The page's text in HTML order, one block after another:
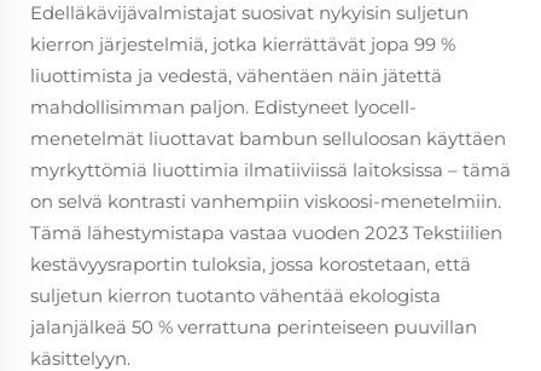
Edelläkävijävalmistajat suosivat nykyisin suljetun
kierron järjestelmiä, jotka kierrättävät jopa 99 %
liuottimista ja vedestä, vähentäen näin jätettä
mahdollisimman paljon. Edistyneet lyocell-
menetelmät liuottavat bambun selluloosan käyttäen
myrkyttömiä liuottimia ilmatiiviissä laitoksissa – tämä
on selvä kontrasti vanhempiin viskoosi-menetelmiin.
Tämä lähestymistapa vastaa vuoden 2023 Tekstiilien
kestävyysraportin tuloksia, jossa korostetaan, että
suljetun kierron tuotanto vähentää ekologista
jalanjälkeä 50 % verrattuna perinteiseen puuvillan
käsittelyyn.